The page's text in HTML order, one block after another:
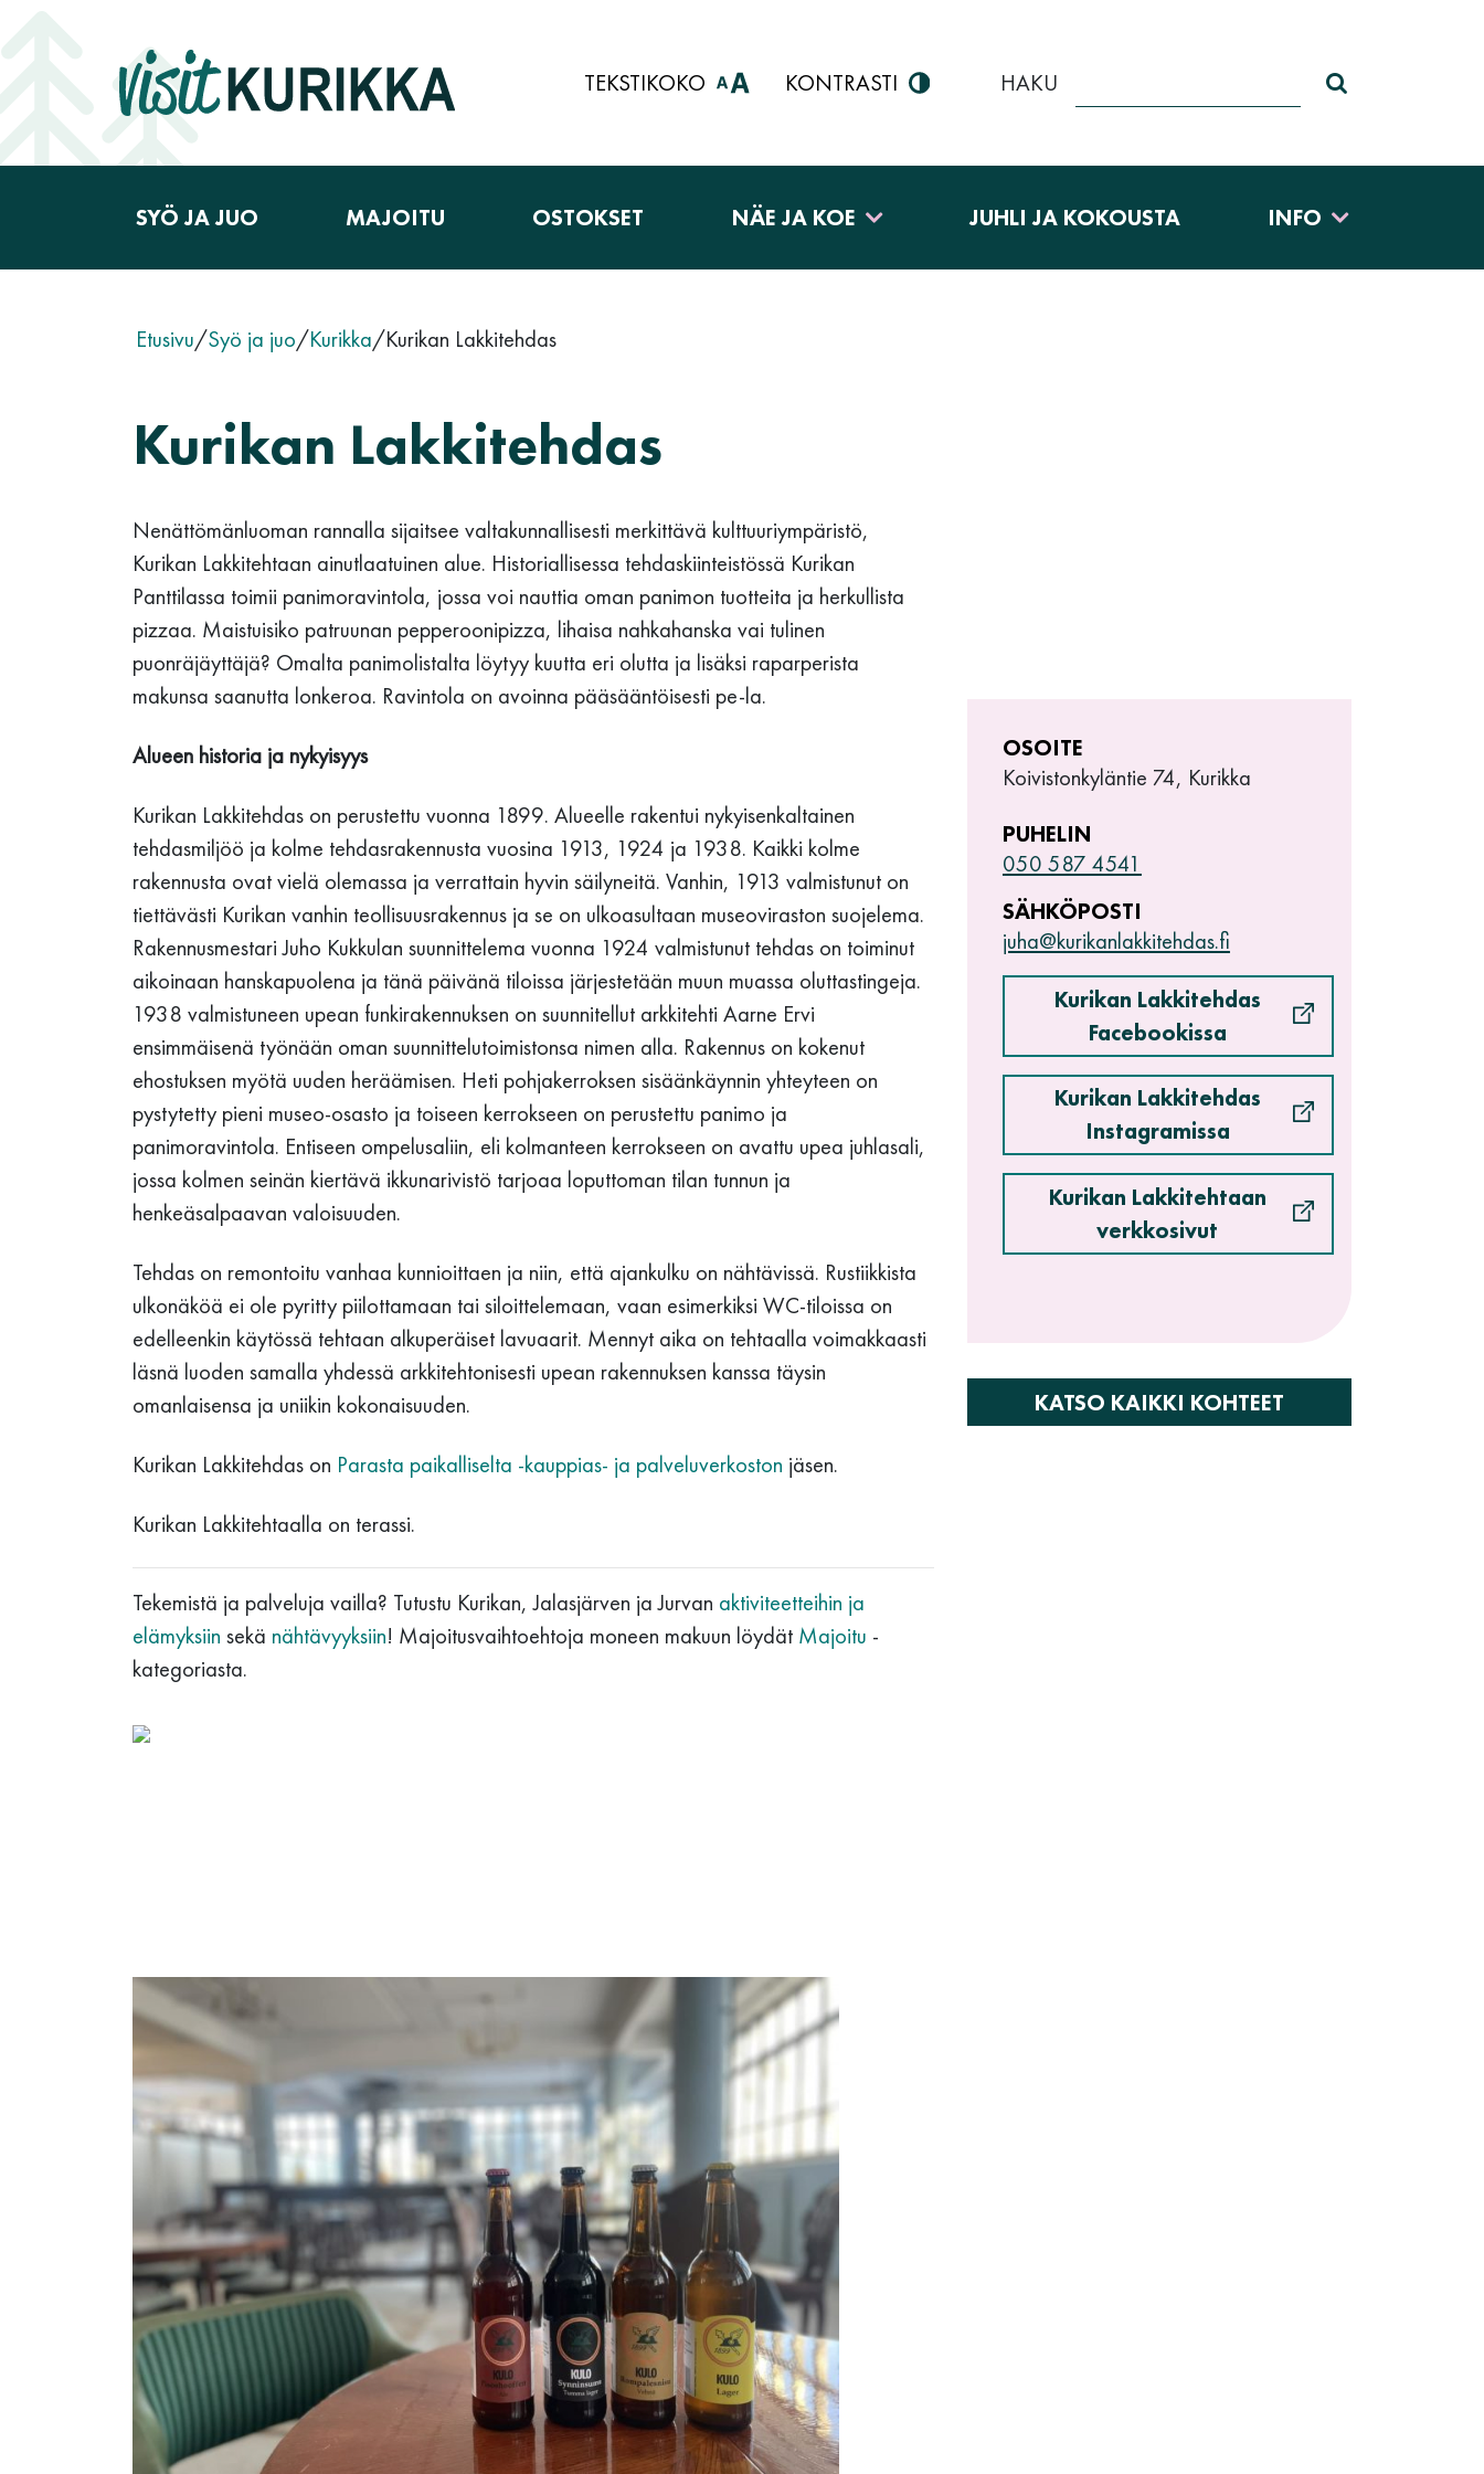
TEKSTIKOKO KONTRASTI HAKU
Päävalikko
SYÖ JA JUO MAJOITU OSTOKSET NÄE JA KOE JUHLI JA KOKOUSTA INFO
Etusivu/Syö ja juo/Kurikka/Kurikan Lakkitehdas
Kurikan Lakkitehdas
Nenättömänluoman rannalla sijaitsee valtakunnallisesti merkittävä kulttuuriympäristö,
Kurikan Lakkitehtaan ainutlaatuinen alue. Historiallisessa tehdaskiinteistössä Kurikan
Panttilassa toimii panimoravintola, jossa voi nauttia oman panimon tuotteita ja herkullista
pizzaa. Maistuisiko patruunan pepperoonipizza, lihaisa nahkahanska vai tulinen
puonräjäyttäjä? Omalta panimolistalta löytyy kuutta eri olutta ja lisäksi raparperista
makunsa saanutta lonkeroa. Ravintola on avoinna pääsääntöisesti pe-la.
Alueen historia ja nykyisyys
Kurikan Lakkitehdas on perustettu vuonna 1899. Alueelle rakentui nykyisenkaltainen
tehdasmiljöö ja kolme tehdasrakennusta vuosina 1913, 1924 ja 1938. Kaikki kolme
rakennusta ovat vielä olemassa ja verrattain hyvin säilyneitä. Vanhin, 1913 valmistunut on
tiettävästi Kurikan vanhin teollisuusrakennus ja se on ulkoasultaan museoviraston suojelema.
Rakennusmestari Juho Kukkulan suunnittelema vuonna 1924 valmistunut tehdas on toiminut
aikoinaan hanskapuolena ja tänä päivänä tiloissa järjestetään muun muassa oluttastingeja.
1938 valmistuneen upean funkirakennuksen on suunnitellut arkkitehti Aarne Ervi
ensimmäisenä työnään oman suunnittelutoimistonsa nimen alla. Rakennus on kokenut
ehostuksen myötä uuden heräämisen. Heti pohjakerroksen sisäänkäynnin yhteyteen on
pystytetty pieni museo-osasto ja toiseen kerrokseen on perustettu panimo ja
panimoravintola. Entiseen ompelusaliin, eli kolmanteen kerrokseen on avattu upea juhlasali,
jossa kolmen seinän kiertävä ikkunarivistö tarjoaa loputtoman tilan tunnun ja
henkeäsalpaavan valoisuuden.
Tehdas on remontoitu vanhaa kunnioittaen ja niin, että ajankulku on nähtävissä. Rustiikkista
ulkonäköä ei ole pyritty piilottamaan tai siloittelemaan, vaan esimerkiksi WC-tiloissa on
edelleenkin käytössä tehtaan alkuperäiset lavuaarit. Mennyt aika on tehtaalla voimakkaasti
läsnä luoden samalla yhdessä arkkitehtonisesti upean rakennuksen kanssa täysin
omanlaisensa ja uniikin kokonaisuuden.
Kurikan Lakkitehdas on Parasta paikalliselta -kauppias- ja palveluverkoston jäsen.
Kurikan Lakkitehtaalla on terassi.
Tekemistä ja palveluja vailla? Tutustu Kurikan, Jalasjärven ja Jurvan aktiviteetteihin ja
elämyksiin sekä nähtävyyksiin! Majoitusvaihtoehtoja moneen makuun löydät Majoitu -
kategoriasta.
OSOITE
Koivistonkyläntie 74, Kurikka
PUHELIN
050 587 4541
SÄHKÖPOSTI
juha@kurikanlakkitehdas.fi
Kurikan Lakkitehdas
Facebookissa
Kurikan Lakkitehdas
Instagramissa
Kurikan Lakkitehtaan
verkkosivut
KATSO KAIKKI KOHTEET